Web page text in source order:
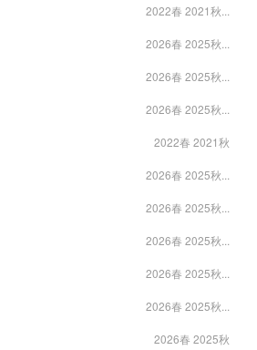
2022春 2021秋...
2026春 2025秋...
2026春 2025秋...
2026春 2025秋...
2022春 2021秋
2026春 2025秋...
2026春 2025秋...
2026春 2025秋...
2026春 2025秋...
2026春 2025秋...
2026春 2025秋